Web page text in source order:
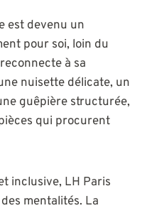
est devenu un
pour soi, loin du
à sa
nuisette délicate, un
guêpière structurée,
qui procurent
inclusive, LH Paris
mentalités. La